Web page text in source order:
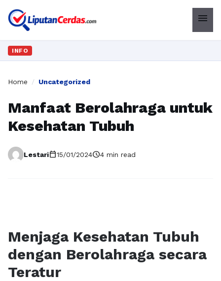
menu
INFO
Home / Uncategorized
Manfaat Berolahraga untuk
Kesehatan Tubuh
Lestaricalendar_today15/01/2024schedule4 min read
Menjaga Kesehatan Tubuh
dengan Berolahraga secara
Teratur